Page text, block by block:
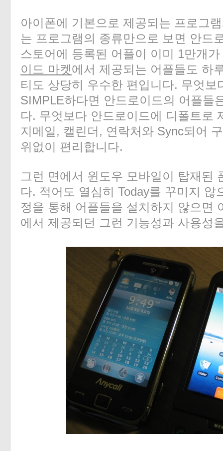
아이폰에 기본으로 제공되는 프로그
는 프로그램의 종류만으로 보면 안드
스토어에 등록된 어플이 이미 1만개
이드 마켓에서 제공되는 어플들도 하
티도 상당히 우수한 편입니다. 무엇보
SIMPLE하다면 안드로이드의 어플들
다. 무엇보다 안드로이드에 디폴트로
지메일, 캘린더, 연락처와 Sync되어
위없이 편리합니다.
그런 면에서 윈도우 모바일이 탑재된
다. 적어도 열심히 Today를 꾸미지 않
정을 통해 어플들을 설치하지 않으면
에서 제공되던 그런 기능성과 사용성